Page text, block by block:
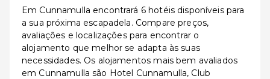
Em Cunnamulla encontrará 6 hotéis disponíveis para
a sua próxima escapadela. Compare preços,
avaliações e localizações para encontrar o
alojamento que melhor se adapta às suas
necessidades. Os alojamentos mais bem avaliados
em Cunnamulla são Hotel Cunnamulla, Club